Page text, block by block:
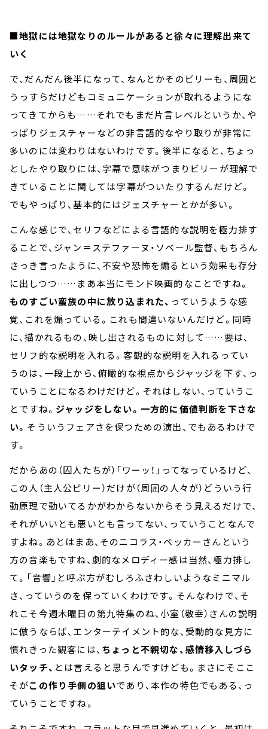
■地獄には地獄なりのルールがあると徐々に理解出来て
いく
で、だんだん後半になって、なんとかそのビリーも、周囲と
うっすらだけどもコミュニケーションが取れるようにな
ってきてからも……それでもまだ片言レベルというか、や
っぱりジェスチャーなどの非言語的なやり取りが非常に
多いのには変わりはないわけです。後半になると、ちょっ
としたやり取りには、字幕で意味が――つまりビリーが理解で
きていることに関しては――字幕がついたりするんだけど。
でもやっぱり、基本的にはジェスチャーとかが多い。
こんな感じで、セリフなどによる言語的な説明を極力排す
ることで、ジャン＝ステファーヌ・ソベール監督、もちろん
さっき言ったように、不安や恐怖を煽るという効果も存分
に出しつつ……まあ本当にモンド映画的なことですね。
ものすごい蛮族の中に放り込まれた、 っていうような感
覚、これを煽っている。これも間違いないんだけど。同時
に、描かれるもの、映し出されるものに対して……要は、
セリフ的な説明を入れる。客観的な説明を入れるってい
うのは、一段上から、俯瞰的な視点からジャッジを下す、っ
ていうことになるわけだけど。それはしない、っていうこ
とですね。 ジャッジをしない。一方的に価値判断を下さな
い。 そういうフェアさを保つための演出、でもあるわけで
す。
だからあの（囚人たちが）「ワーッ！」ってなっているけど、
この人（主人公ビリー）だけが（周囲の人々が）どういう行
動原理で動いてるかがわからないからそう見えるだけで、
それがいいとも悪いとも言ってない、っていうことなんで
すよね。あとはまあ、そのニコラス・ベッカーさんという
方の音楽もですね、劇的なメロディー感は当然、極力排し
て。「音響」と呼ぶ方がむしろふさわしいようなミニマル
さ、っていうのを保っていくわけです。そんなわけで、そ
れこそ今週木曜日の第九特集のね、小室（敬幸）さんの説明
に倣うならば、エンターテイメント的な、受動的な見方に
慣れきった観客には、 ちょっと不親切な、感情移入しづら
いタッチ、 とは言えると思うんですけども。まさにそここ
そがこの作り手側の狙いであり、本作の特色でもある、っ
ていうことですね。